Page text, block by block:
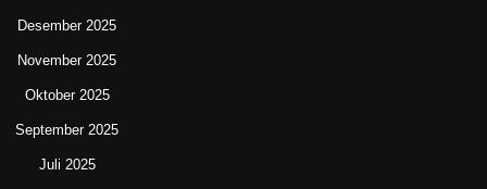
Desember 2025
November 2025
Oktober 2025
September 2025
Juli 2025